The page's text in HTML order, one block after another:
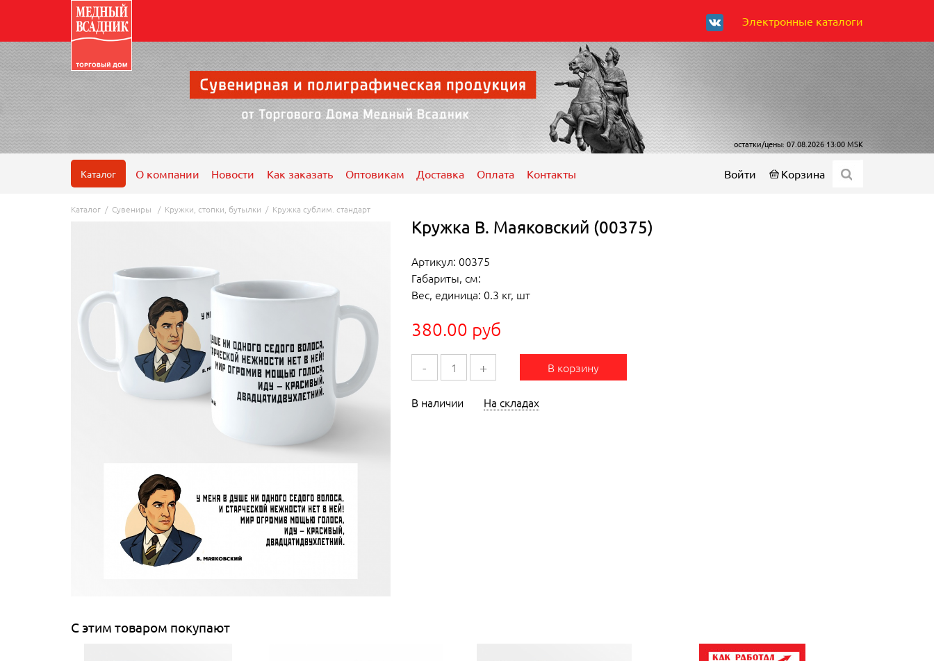
Электронные каталоги
остатки/цены: 07.08.2026 13:00 MSK
Войти Корзина
Каталог О компании Новости Как заказать Оптовикам Доставка Оплата Контакты
Каталог / Сувениры / Кружки, стопки, бутылки / Кружка сублим. стандарт
Кружка В. Маяковский (00375)
Артикул: 00375
Габариты, см:
Вес, единица: 0.3 кг, шт
380.00 руб
- + В корзину
В наличии На складах
С этим товаром покупают